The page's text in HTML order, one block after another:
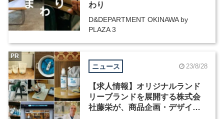
わり
D&DEPARTMENT OKINAWA by
PLAZA 3
ニュース 23/8/28
【求人情報】オリジナルランド
リーブランドを展開する株式会
社藤栄が、商品企画・デザイナ
PR